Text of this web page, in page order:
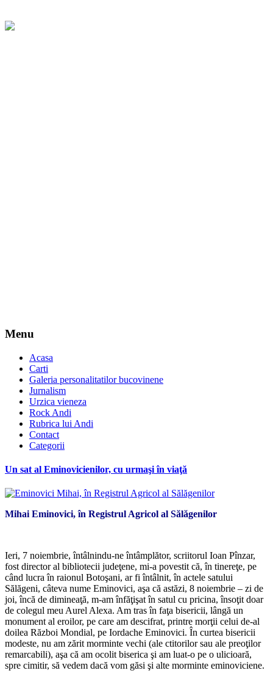
Menu
Acasa
Carti
Galeria personalitatilor bucovinene
Jurnalism
Urzica vieneza
Rock Andi
Rubrica lui Andi
Contact
Categorii
Un sat al Eminovicienilor, cu urmaşi în viaţă
Mihai Eminovici, în Registrul Agricol al Sălăgenilor
Ieri, 7 noiembrie, întâlnindu-ne întâmplător, scriitorul Ioan Pînzar,
fost director al bibliotecii judeţene, mi-a povestit că, în tinereţe, pe
când lucra în raionul Botoşani, ar fi întâlnit, în actele satului
Sălăgeni, câteva nume Eminovici, aşa că astăzi, 8 noiembrie – zi de
joi, încă de dimineaţă, m-am înfăţişat în satul cu pricina, însoţit doar
de colegul meu Aurel Alexa. Am tras în faţa bisericii, lângă un
monument al eroilor, pe care am descifrat, printre morţii celui de-al
doilea Război Mondial, pe Iordache Eminovici. În curtea bisericii
modeste, nu am zărit morminte vechi (ale ctitorilor sau ale preoţilor
remarcabili), aşa că am ocolit biserica şi am luat-o pe o ulicioară,
spre cimitir, să vedem dacă vom găsi şi alte morminte eminoviciene.